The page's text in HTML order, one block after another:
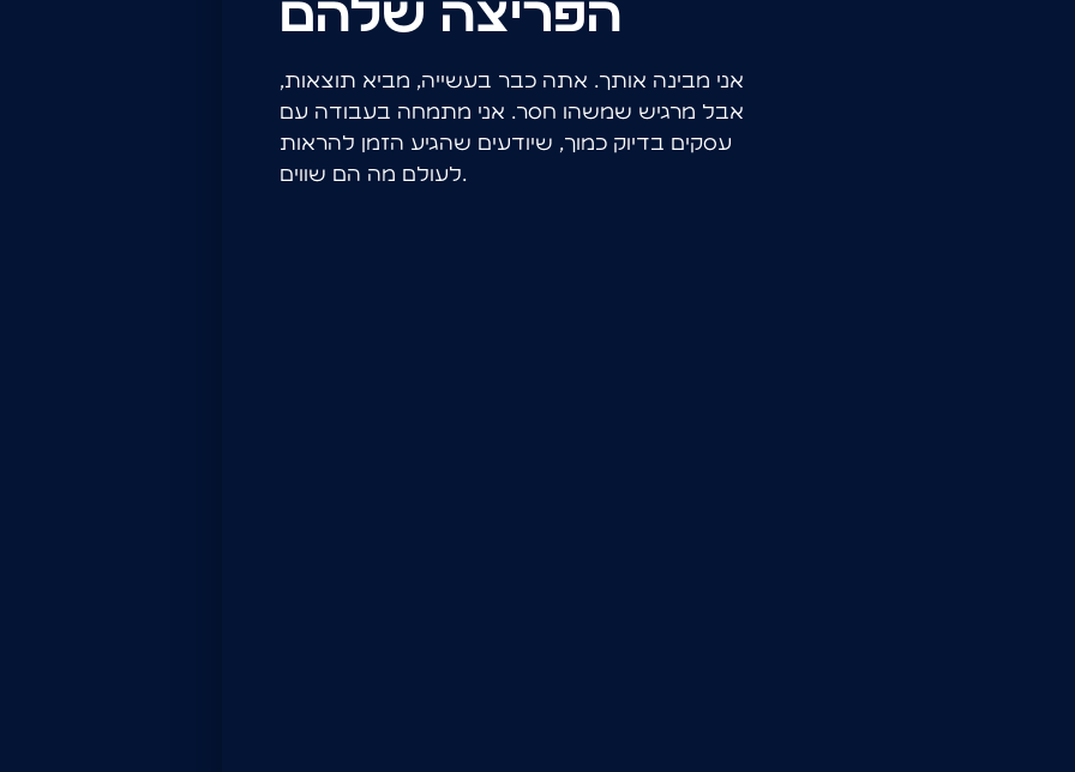
הפריצה שלהם
אני מבינה אותך. אתה כבר בעשייה, מביא תוצאות,
אבל מרגיש שמשהו חסר. אני מתמחה בעבודה עם
עסקים בדיוק כמוך, שיודעים שהגיע הזמן להראות
לעולם מה הם שווים.